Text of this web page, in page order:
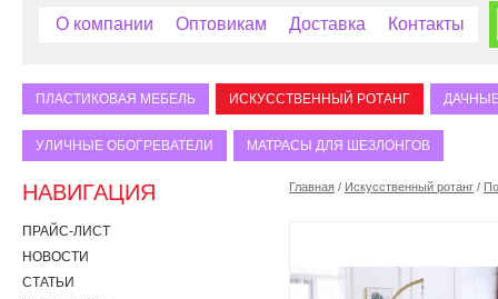
О компании Оптовикам Доставка Контакты
ПЛАСТИКОВАЯ МЕБЕЛЬ ИСКУССТВЕННЫЙ РОТАНГ
УЛИЧНЫЕ ОБОГРЕВАТЕЛИ МАТРАСЫ ДЛЯ ШЕЗЛОНГОВ
НАВИГАЦИЯ
ПРАЙС-ЛИСТ
НОВОСТИ
СТАТЬИ
Главная / Искусственный ротанг /